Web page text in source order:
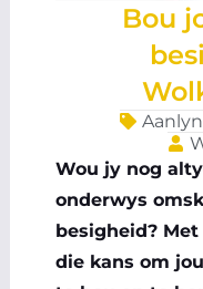
Bou
Wou jy nog
onderwys
besigheid?
die kans om